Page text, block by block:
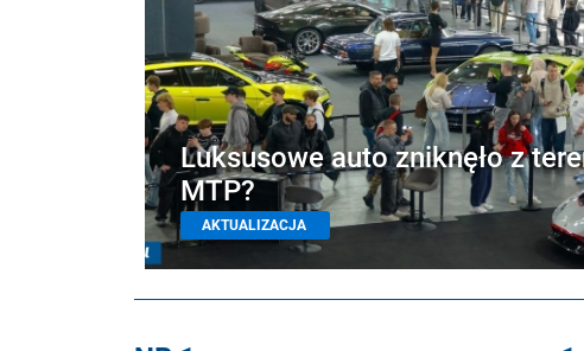
Luksusowe auto zniknęło z
MTP?
AKTUALIZACJA